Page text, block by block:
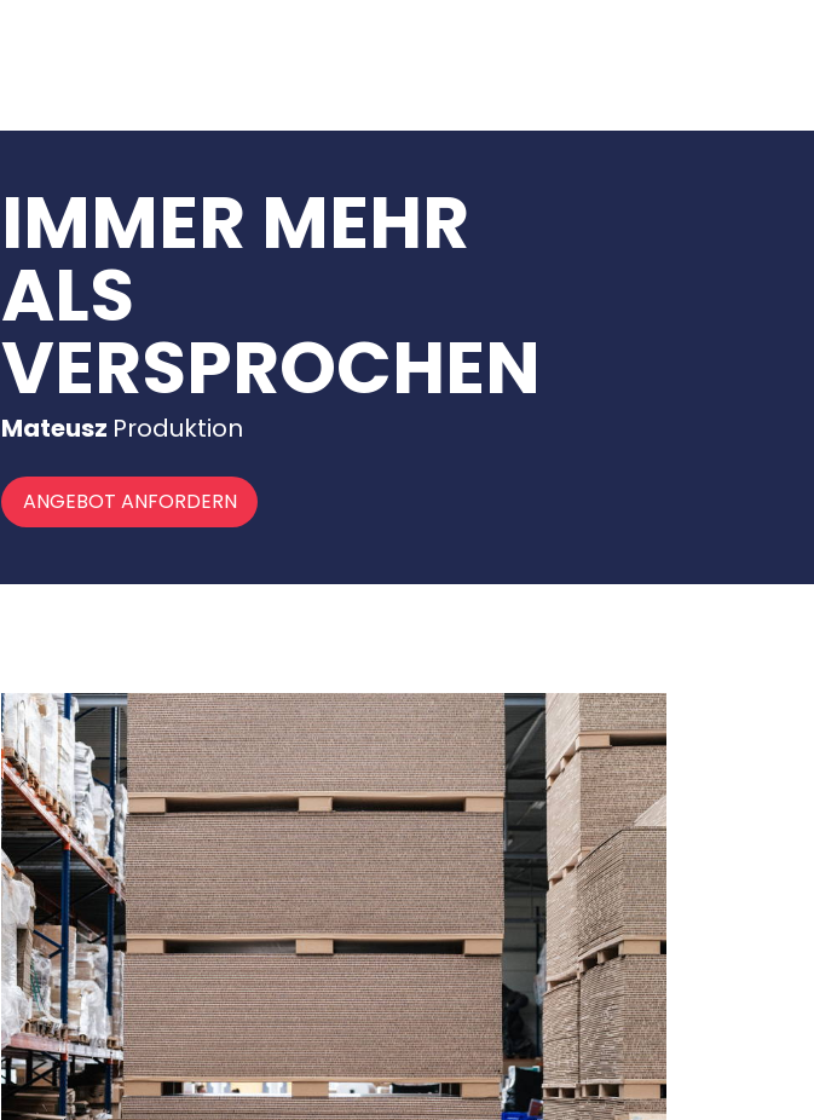
IMMER MEHR
ALS
VERSPROCHEN
Mateusz Produktion
ANGEBOT ANFORDERN